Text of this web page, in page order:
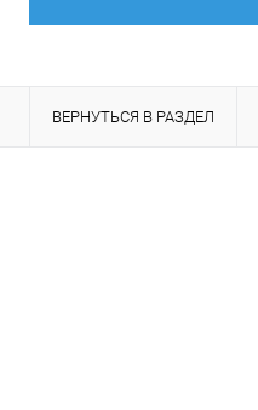
ВЕРНУТЬСЯ В РАЗДЕЛ